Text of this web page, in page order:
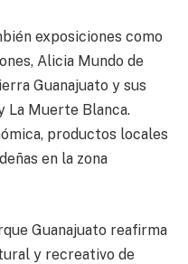
exposiciones como
Alicia Mundo de
Guanajuato y sus
La Muerte Blanca.
productos locales
en la zona
Guanajuato reafirma
y recreativo de